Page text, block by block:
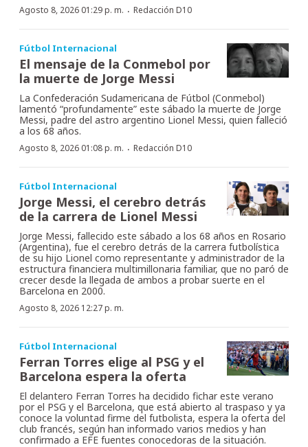
Agosto 8, 2026 01:29 p. m. · Redacción D10
Fútbol Internacional
El mensaje de la Conmebol por
la muerte de Jorge Messi
La Confederación Sudamericana de Fútbol (Conmebol)
lamentó “profundamente” este sábado la muerte de Jorge
Messi, padre del astro argentino Lionel Messi, quien falleció
a los 68 años.
Agosto 8, 2026 01:08 p. m. · Redacción D10
Fútbol Internacional
Jorge Messi, el cerebro detrás
de la carrera de Lionel Messi
Jorge Messi, fallecido este sábado a los 68 años en Rosario
(Argentina), fue el cerebro detrás de la carrera futbolística
de su hijo Lionel como representante y administrador de la
estructura financiera multimillonaria familiar, que no paró de
crecer desde la llegada de ambos a probar suerte en el
Barcelona en 2000.
Agosto 8, 2026 12:27 p. m.
Fútbol Internacional
Ferran Torres elige al PSG y el
Barcelona espera la oferta
El delantero Ferran Torres ha decidido fichar este verano
por el PSG y el Barcelona, que está abierto al traspaso y ya
conoce la voluntad firme del futbolista, espera la oferta del
club francés, según han informado varios medios y han
confirmado a EFE fuentes conocedoras de la situación.